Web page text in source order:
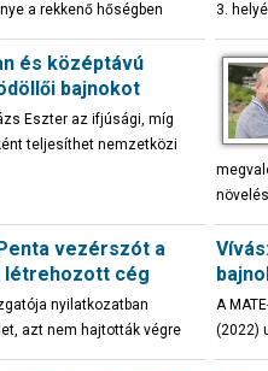
a rekkenő hőségben
3.
és középtávú
bajnokot
Eszter az ifjúsági, míg
teljesíthet nemzetközi
vezérszót a
létrehozott cég
nyilatkozatban
azt nem hajtották végre
A
(2022)